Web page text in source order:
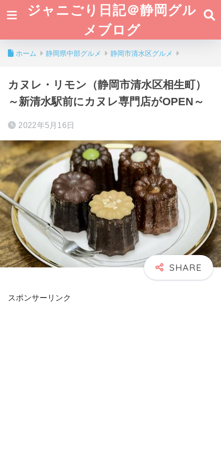
ジャニごり日記＠静岡グル
メブログ
ホーム 静岡県中部グルメ 静岡市清水区グルメ
カヌレ・リモン（静岡市清水区相生町）
～新清水駅前にカヌレ専門店がOPEN～
2022年5月16日
スポンサーリンク